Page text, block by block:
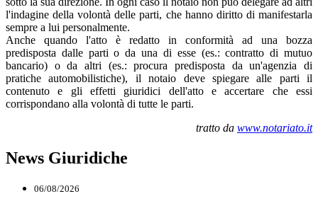
l'indagine della volontà delle parti, che hanno diritto di manifestarla
sempre a lui personalmente.
Anche quando l'atto è redatto in conformità ad una bozza
predisposta dalle parti o da una di esse (es.: contratto di mutuo
bancario) o da altri (es.: procura predisposta da un'agenzia di
pratiche automobilistiche), il notaio deve spiegare alle parti il
contenuto e gli effetti giuridici dell'atto e accertare che essi
corrispondano alla volontà di tutte le parti.
tratto da www.notariato.it
News Giuridiche
06/08/2026